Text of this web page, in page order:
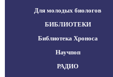
Для молодых биологов
БИБЛИОТЕКИ
Библиотека Хроноса
Научпоп
РАДИО